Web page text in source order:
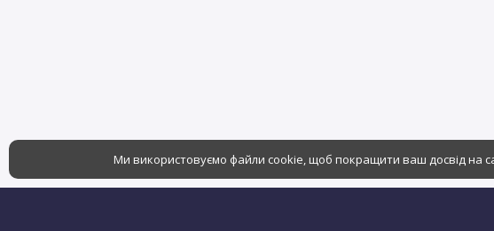
Ми використовуємо файли cookie, щоб покращити ваш досвід на